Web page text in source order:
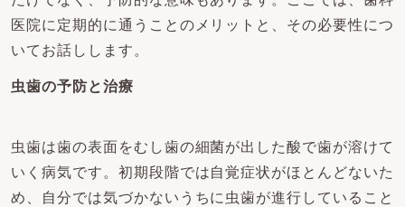
医院に定期的に通うことのメリットと、その必要性につ
いてお話しします。
虫歯の予防と治療
虫歯は歯の表面をむし歯の細菌が出した酸で歯が溶けて
いく病気です。初期段階では自覚症状がほとんどないた
め、自分では気づかないうちに虫歯が進行していること